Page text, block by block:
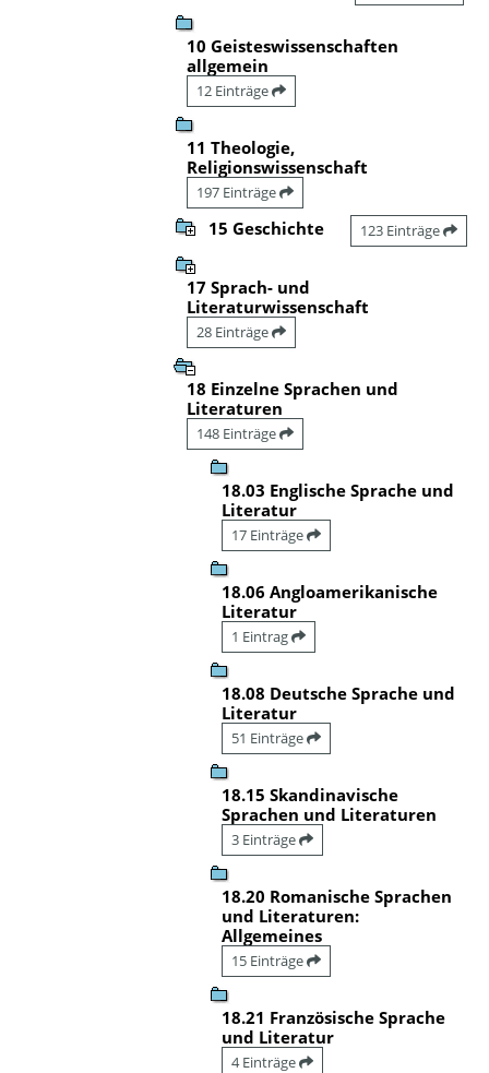
10 Geisteswissenschaften
allgemein
12 Einträge
11 Theologie,
Religionswissenschaft
197 Einträge
15 Geschichte 123 Einträge
17 Sprach- und
Literaturwissenschaft
28 Einträge
18 Einzelne Sprachen und
Literaturen
148 Einträge
18.03 Englische Sprache und
Literatur
17 Einträge
18.06 Angloamerikanische
Literatur
1 Eintrag
18.08 Deutsche Sprache und
Literatur
51 Einträge
18.15 Skandinavische
Sprachen und Literaturen
3 Einträge
18.20 Romanische Sprachen
und Literaturen:
Allgemeines
15 Einträge
18.21 Französische Sprache
und Literatur
4 Einträge